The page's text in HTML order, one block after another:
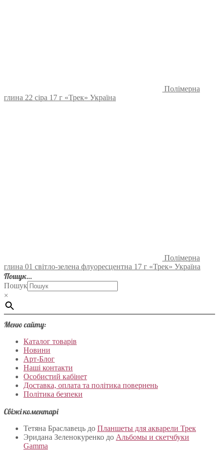
Полімерна
глина 22 сіра 17 г «Трек» Україна
Полімерна
глина 01 світло-зелена флуоресцентна 17 г «Трек» Україна
Пошук…
Пошук
×
Меню сайту:
Каталог товарів
Новини
Арт-Блог
Наші контакти
Особистий кабінет
Доставка, оплата та політика повернень
Політика безпеки
Свіжі коментарі
Тетяна Браславець до Планшеты для акварели Трек
Эридана Зеленокуренко до Альбомы и скетчбуки
Gamma